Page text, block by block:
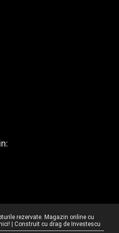
rezervate. Magazin online cu
| Construit cu drag de Investescu